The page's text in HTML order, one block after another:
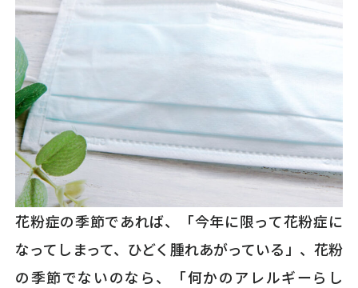
花粉症の季節であれば、「今年に限って花粉症に
なってしまって、ひどく腫れあがっている」、花粉
の季節でないのなら、「何かのアレルギーらし